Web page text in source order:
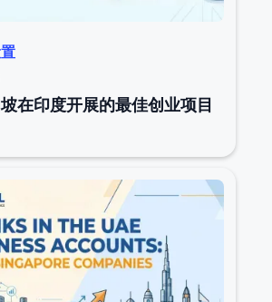
在印度开展的最佳创业项目